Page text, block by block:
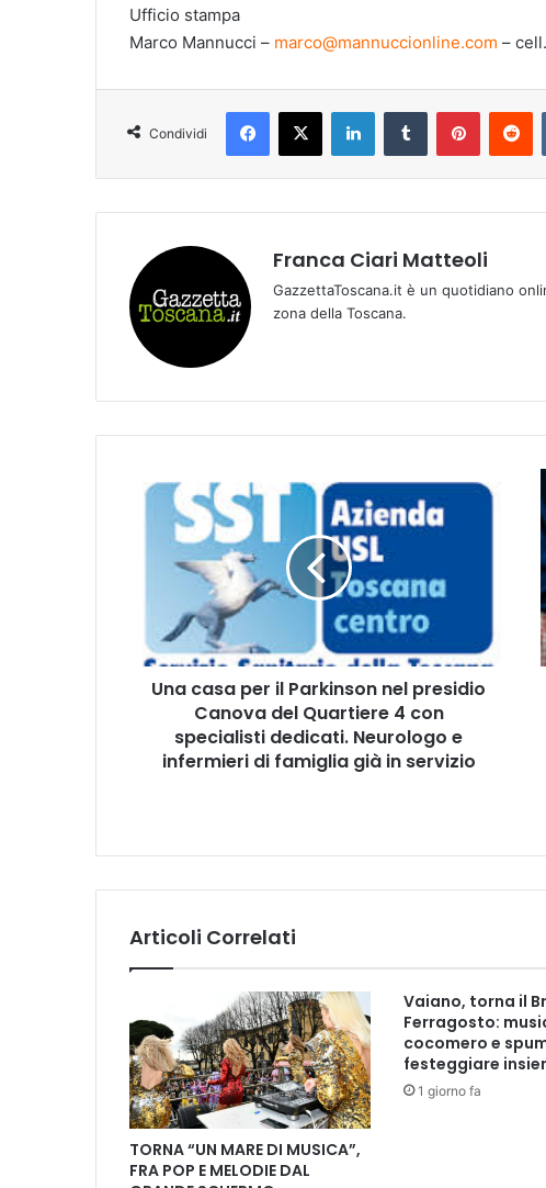
Ufficio stampa
Marco Mannucci – marco@mannuccionline.com –
Condividi
Franca Ciari Matteoli
GazzettaToscana.it è un quotidiano
zona della Toscana.
s
n
n
p
r
e
s
i
d
i
Una casa per il Parkinson nel presidio
Canova del Quartiere 4 con
specialisti dedicati. Neurologo e
infermieri di famiglia già in servizio
A
,
Articoli Correlati
TORNA “UN MARE DI MUSICA”,
FRA POP E MELODIE DAL
Vaiano, torna il
Ferragosto:
cocomero e
festeggiare
1 giorno fa